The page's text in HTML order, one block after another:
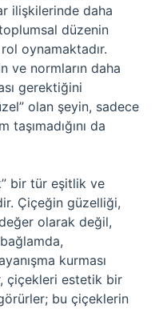
ilişkilerinde daha
düzenin
oynamaktadır.
ve normların daha
gerektiğini
olan şeyin, sadece
da
bir tür eşitlik ve
Çiçeğin güzelliği,
olarak değil,
kurması
çiçekleri estetik bir
bu çiçeklerin